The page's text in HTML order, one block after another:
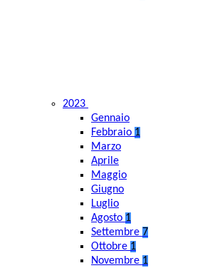
2023
Gennaio
Febbraio 1
Marzo
Aprile
Maggio
Giugno
Luglio
Agosto 1
Settembre 7
Ottobre 1
Novembre 1